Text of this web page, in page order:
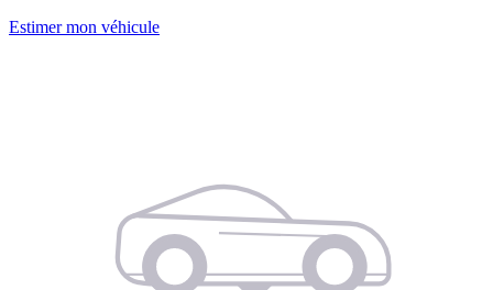
Estimer mon véhicule